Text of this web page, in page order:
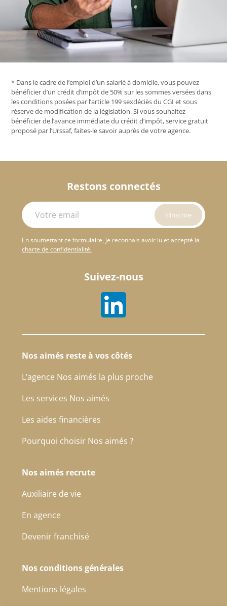
* Dans le cadre de l’emploi d’un salarié à domicile, vous pouvez
bénéficier d’un crédit d’impôt de 50% sur les sommes versées dans
les conditions posées par l’article 199 sexdéciès du CGI et sous
réserve de modification de la législation. Si vous souhaitez
bénéficier de l’avance immédiate du crédit d’impôt, service gratuit
proposé par l’Urssaf, faites-le savoir auprès de votre agence.
Restons connectés
En soumettant ce formulaire, je reconnais avoir lu et accepté la
charte de confidentialité.
Suivez-nous
Nos aimés reste à vos côtés
L’agence Nos aimés la plus proche
Les services Nos aimés
Les aides financières
Pourquoi choisir Nos aimés ?
Nos aimés recrute
Auxiliaire de vie
En agence
Devenir franchisé
Nos conditions générales
Mentions légales